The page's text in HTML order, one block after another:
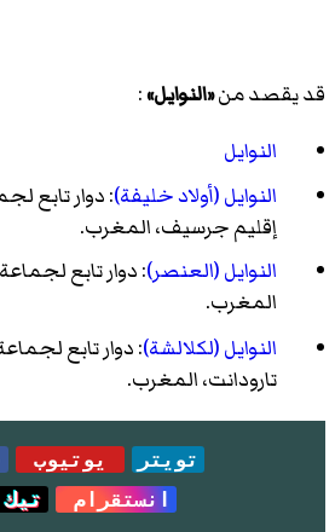
قد يقصد من«النوايل»:
النوايل
النوايل (أولاد خليفة): دوار تابع
إقليم جرسيف، المغرب.
النوايل (العنصر): دوار تابع
المغرب.
النوايل (لكلالشة): دوار تابع
تارودانت، المغرب.
تويتر يوتيوب
انستقرام